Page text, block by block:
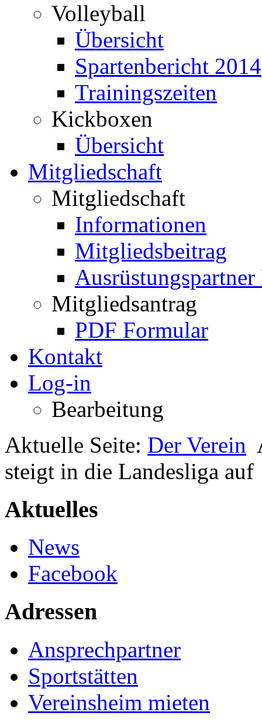
Volleyball
Übersicht
Spartenbericht 2014
Trainingszeiten
Kickboxen
Übersicht
Mitgliedschaft
Mitgliedschaft
Informationen
Mitgliedsbeitrag
Mitgliedsantrag
PDF Formular
Kontakt
Log-in
Bearbeitung
Aktuelle Seite: Der Verein
steigt in die Landesliga auf
Aktuelles
News
Facebook
Adressen
Ansprechpartner
Sportstätten
Vereinsheim mieten